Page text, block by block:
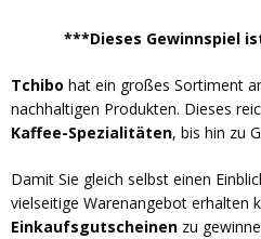
***Dieses Gewinnspiel
Tchibo hat ein großes Sortiment
nachhaltigen Produkten. Dieses
Kaffee-Spezialitäten, bis hin zu
Damit Sie gleich selbst einen
vielseitige Warenangebot erhalten
Einkaufsgutscheinen zu